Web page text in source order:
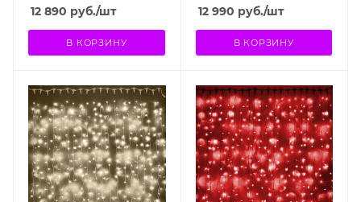
12 890 руб./шт
В КОРЗИНУ
12 990 руб./шт
В КОРЗИНУ